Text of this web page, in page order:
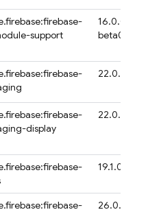
support
16.0.0-
beta04
22.0.2
display
22.0.2
19.1.0
26.0.1